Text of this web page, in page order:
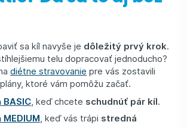
sa kíl navyše je dôležitý prvý krok.
telu dopracovať jednoducho?
diétne stravovanie pre vás zostavili
ktoré vám pomôžu začať.
, keď chcete schudnúť pár kíl.
, keď vás trápi stredná